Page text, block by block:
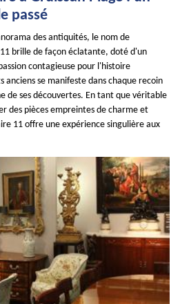
passé
des antiquités, le nom de
brille de façon éclatante, doté d'un
contagieuse pour l'histoire
anciens se manifeste dans chaque recoin
de ses découvertes. En tant que véritable
des pièces empreintes de charme et
11 offre une expérience singulière aux